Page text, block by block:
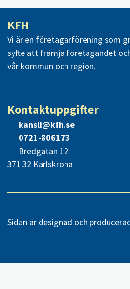
KFH
Vi är en företagarförening som
syfte att främja företagandet
vår kommun och region.
Kontaktuppgifter
kansli@kfh.se
0721-806173
Bredgatan 12
371 32 Karlskrona
Sidan är designad och